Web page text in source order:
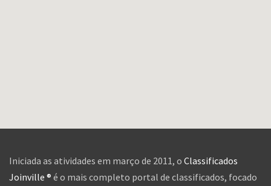
Iniciada as atividades em março de 2011, oClassificados
principalmente para Joinville e Região. Qualquer pessoa ou
empresa poderá se cadastrar GRATUITAMENTE, enviar e